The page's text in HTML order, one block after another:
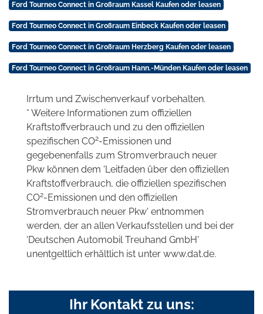
Ford Tourneo Connect in Großraum Kassel Kaufen oder leasen
Ford Tourneo Connect in Großraum Einbeck Kaufen oder leasen
Ford Tourneo Connect in Großraum Herzberg Kaufen oder leasen
Ford Tourneo Connect in Großraum Hann.-Münden Kaufen oder leasen
Irrtum und Zwischenverkauf vorbehalten.
* Weitere Informationen zum offiziellen
Kraftstoffverbrauch und zu den offiziellen
spezifischen CO2-Emissionen und
gegebenenfalls zum Stromverbrauch neuer
Pkw können dem 'Leitfaden über den offiziellen
Kraftstoffverbrauch, die offiziellen spezifischen
CO2-Emissionen und den offiziellen
Stromverbrauch neuer Pkw' entnommen
werden, der an allen Verkaufsstellen und bei der
'Deutschen Automobil Treuhand GmbH'
unentgeltlich erhältlich ist unter www.dat.de.
Ihr Kontakt zu uns: